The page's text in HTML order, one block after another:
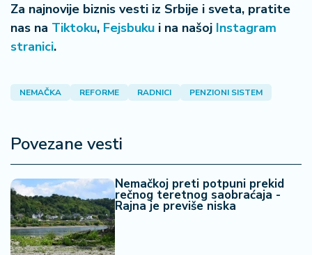
Za najnovije biznis vesti iz Srbije i sveta, pratite
nas na Tiktoku, Fejsbuku i na našoj Instagram
stranici.
NEMAČKA REFORME RADNICI PENZIONI SISTEM
Povezane vesti
Nemačkoj preti potpuni prekid
rečnog teretnog saobraćaja -
Rajna je previše niska